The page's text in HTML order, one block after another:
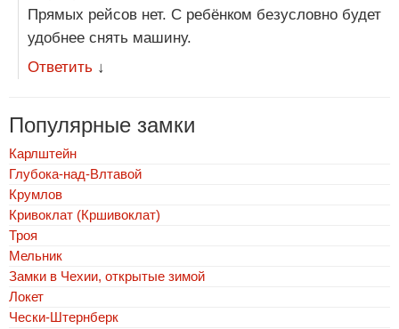
Прямых рейсов нет. С ребёнком безусловно будет
удобнее снять машину.
Ответить ↓
Популярные замки
Карлштейн
Глубока-над-Влтавой
Крумлов
Кривоклат (Кршивоклат)
Троя
Мельник
Замки в Чехии, открытые зимой
Локет
Чески-Штернберк